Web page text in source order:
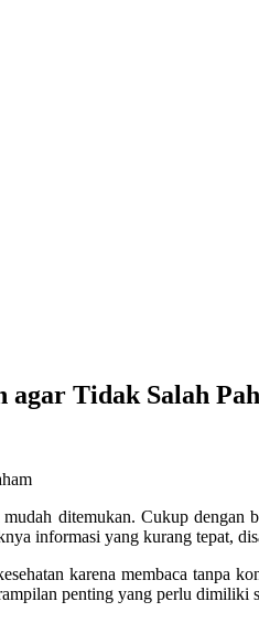
agar Tidak Salah
ditemukan. Cukup
informasi yang kurang tepat,
karena membaca tanpa
penting yang perlu dimiliki